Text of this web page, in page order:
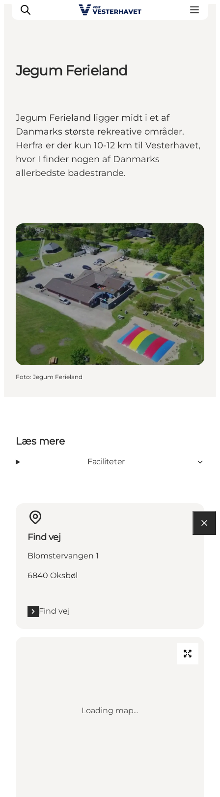
Vores Byer
Mad & Overnatning
Køb billet
Planlæg din ferie
Jegum Ferieland
Jegum Ferieland ligger midt i et af
Danmarks største rekreative områder.
Herfra er der kun 10-12 km til Vesterhavet,
hvor I finder nogen af Danmarks
allerbedste badestrande.
Feriecentre
Foto: Jegum Ferieland
Læs mere
Faciliteter
Find vej
Blomstervangen 1
6840 Oksbøl
Find vej
Loading map...